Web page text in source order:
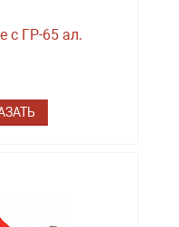
с ГР-65 ал.